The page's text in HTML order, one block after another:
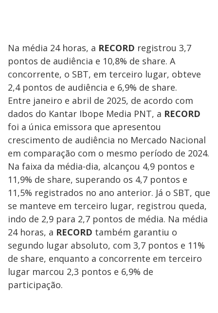
Na média 24 horas, a RECORD registrou 3,7
pontos de audiência e 10,8% de share. A
concorrente, o SBT, em terceiro lugar, obteve
2,4 pontos de audiência e 6,9% de share.
Entre janeiro e abril de 2025, de acordo com
dados do Kantar Ibope Media PNT, a RECORD
foi a única emissora que apresentou
crescimento de audiência no Mercado Nacional
em comparação com o mesmo período de 2024.
Na faixa da média-dia, alcançou 4,9 pontos e
11,9% de share, superando os 4,7 pontos e
11,5% registrados no ano anterior. Já o SBT, que
se manteve em terceiro lugar, registrou queda,
indo de 2,9 para 2,7 pontos de média. Na média
24 horas, a RECORD também garantiu o
segundo lugar absoluto, com 3,7 pontos e 11%
de share, enquanto a concorrente em terceiro
lugar marcou 2,3 pontos e 6,9% de
participação.